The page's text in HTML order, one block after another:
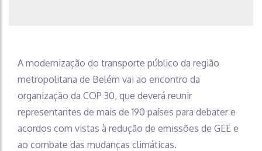
A modernização do transporte público da região
metropolitana de Belém vai ao encontro da
organização da COP 30, que deverá reunir
representantes de mais de 190 países para debater e
acordos com vistas à redução de emissões de GEE e
ao combate das mudanças climáticas.